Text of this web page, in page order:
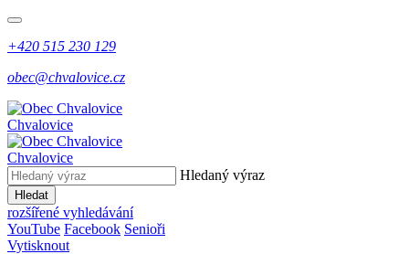
+420 515 230 129
obec@chvalovice.cz
Chvalovice
Chvalovice
Hledaný výraz
Hledat
rozšířené vyhledávání
YouTube Facebook Senioři
Vytisknout